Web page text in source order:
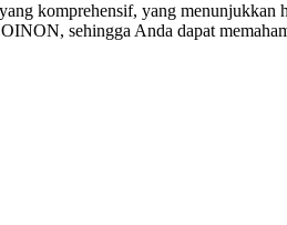
komprehensif, yang
sehingga Anda dapat